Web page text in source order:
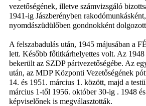
vezetőségének, illetve számvizsgáló
1941-ig Jászberényben
nyomdászüdülőben gondnokként
A felszabadulás után, 1945 májusában a
lett. Később főtitkárhelyettes volt. Az 1948
bekerült az SZDP pártvezetőségébe. Az
után, az MDP Központi Vezetőségének
14. és 1951. március 1. között, majd a
március 1-től 1956. október 30-ig . 1948
képviselőnek is megválasztották.